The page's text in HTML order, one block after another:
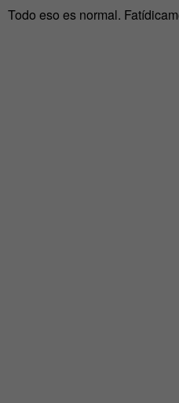
Todo eso es normal.